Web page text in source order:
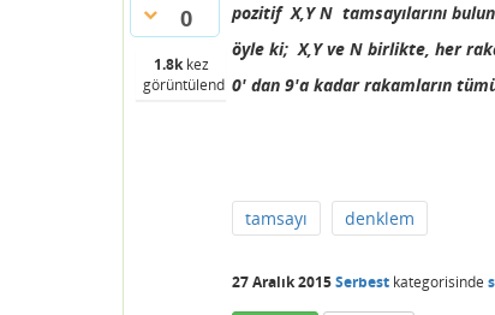
0
1.8kkez
görüntülendi
pozitif X,Y N tamsayılarını
öyle ki; X,Y ve N birlikte, her
0' dan 9'a kadar rakamların
tamsayı denklem
27 Aralık 2015Serbest kategorisinde